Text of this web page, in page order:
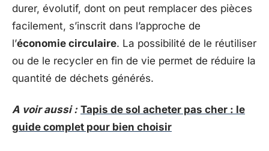
durer, évolutif, dont on peut remplacer des pièces
facilement, s’inscrit dans l’approche de
l’économie circulaire. La possibilité de le réutiliser
ou de le recycler en fin de vie permet de réduire la
quantité de déchets générés.
A voir aussi : Tapis de sol acheter pas cher : le
guide complet pour bien choisir